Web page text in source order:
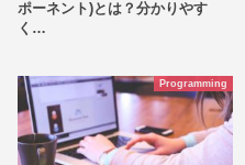
ポーネント)とは？分かりやす
く…
Programming